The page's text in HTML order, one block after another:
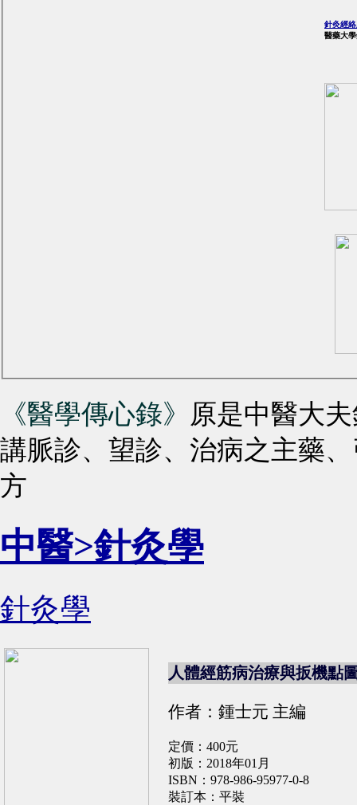
針灸經
醫藥大
《醫學傳心錄》
原是中醫大
講脈診、望診、治病之主藥
方
中醫>針灸學
針灸學
人體經筋病治療與扳機點
作者：鍾士元 主編
定價：400元
初版：2018年01月
ISBN：978-986-95977-0-8
裝訂本：平裝